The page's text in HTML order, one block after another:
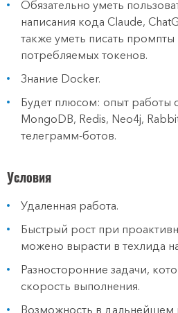
Обязательно уметь
написания кода Claude,
также уметь писать
потребляемых токенов.
Знание Docker.
Будет плюсом: опыт работы
MongoDB, Redis, Neo4j,
телеграмм-ботов.
Условия
Удаленная работа.
Быстрый рост при
можено вырасти в техлида
Разносторонние задачи,
скорость выполнения.
Возможность в дальнейшем